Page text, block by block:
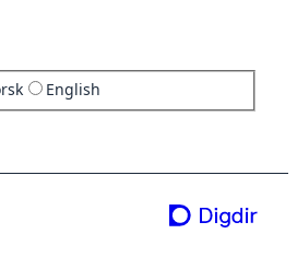
English